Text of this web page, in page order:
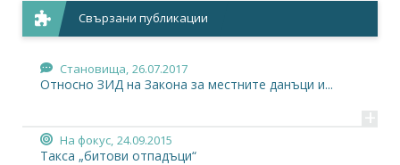
Свързани публикации
Становища, 26.07.2017
Относно ЗИД на Закона за местните данъци и...
+
На фокус, 24.09.2015
Такса „битови отпадъци“